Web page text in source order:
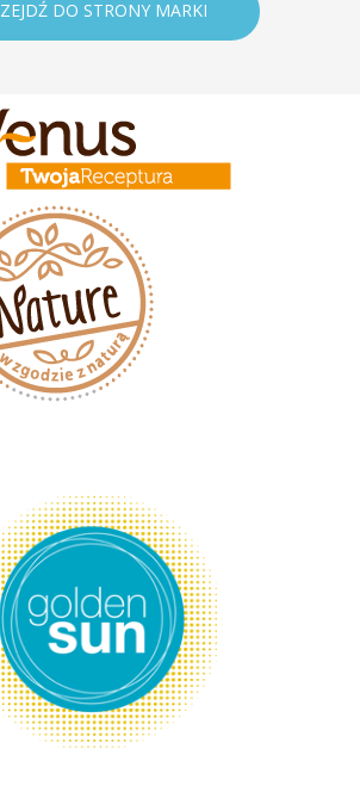
DO STRONY MARKI